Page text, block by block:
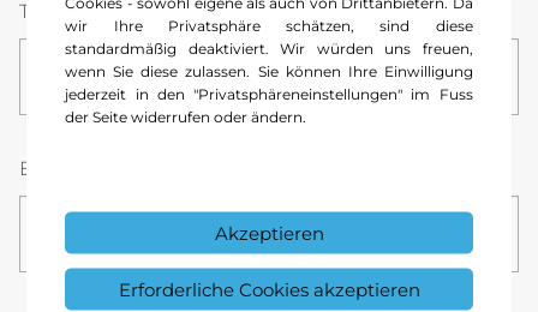
wir Ihre Privatsphäre schätzen, sind diese
standardmäßig deaktiviert. Wir würden uns freuen,
wenn Sie diese zulassen. Sie können Ihre Einwilligung
jederzeit in den "Privatsphäreneinstellungen" im Fuss
der Seite widerrufen oder ändern.
Akzeptieren
Erforderliche Cookies akzeptieren
Telefonnummer *
E-Mail *